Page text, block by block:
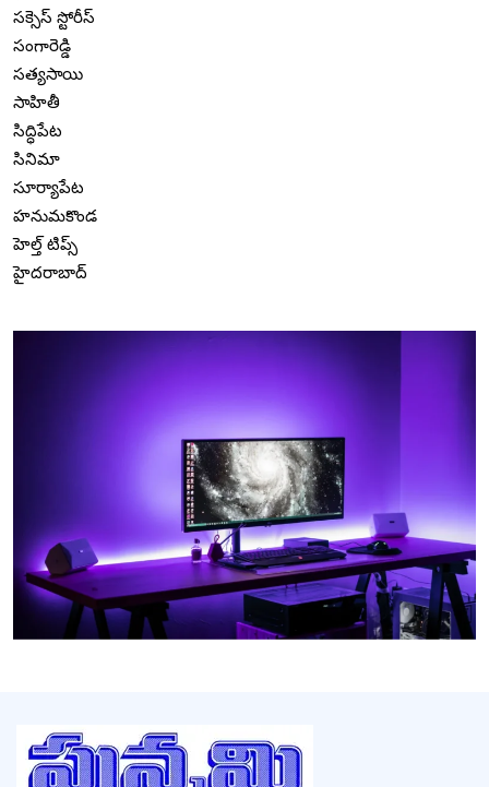
సక్సెస్ స్టోరీస్
సంగారెడ్డి
సత్యసాయి
సాహితీ
సిద్ధిపేట
సినిమా
సూర్యాపేట
హనుమకొండ
హెల్త్ టిప్స్
హైదరాబాద్